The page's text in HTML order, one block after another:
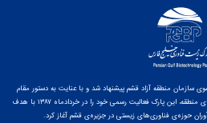
منطقه آزاد قشم پیشنهاد شد و با عنایت به دستور مقام
معظم رهبری و پس از ارائه‌ی گزارشی از پتانسیل‌های منطقه، این پارک فعالیت رسمی خود را در خردادماه ۱۳۸۷ با هدف
حوزه‌ی فناوری‌های زیستی در جزیره‌ی قشم آغاز کرد.